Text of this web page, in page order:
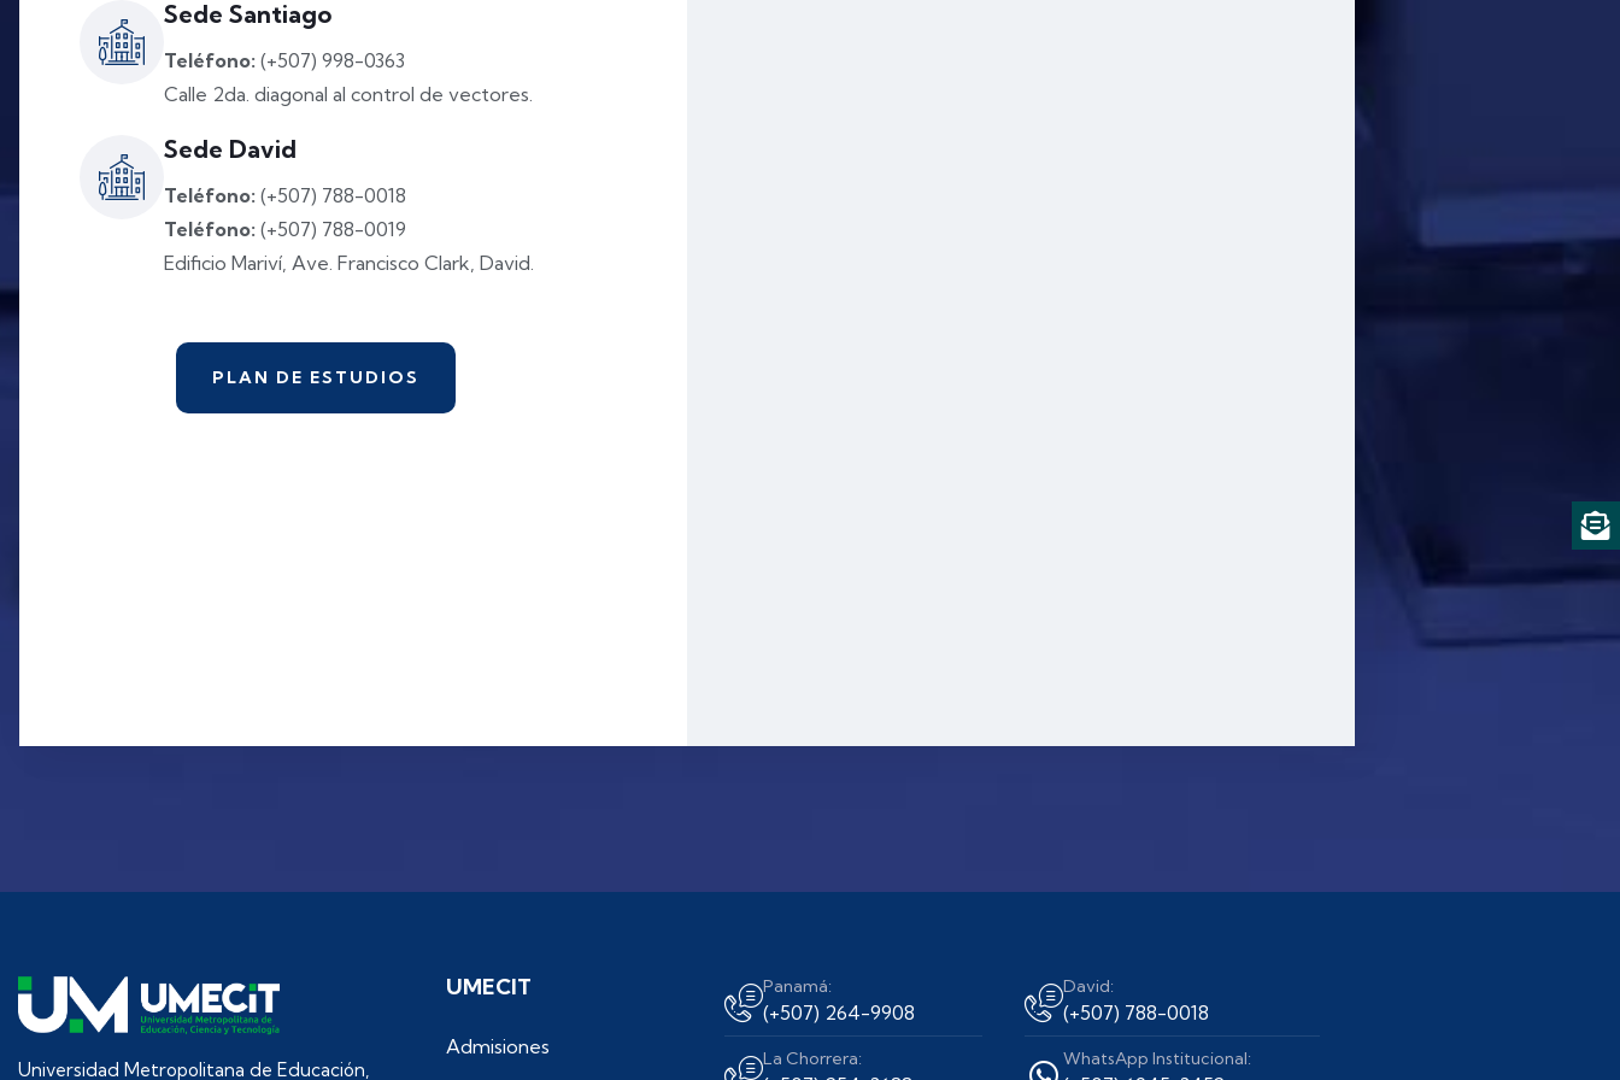
Sede Santiago
Teléfono: (+507) 998-0363
Calle 2da. diagonal al control de vectores.
Sede David
Teléfono: (+507) 788-0018
Teléfono: (+507) 788-0019
Edificio Mariví, Ave. Francisco Clark, David.
PLAN DE ESTUDIOS
Universidad Metropolitana de Educación,
UMECIT
Admisiones
Panamá:
(+507) 264-9908
La Chorrera:
David:
(+507) 788-0018
WhatsApp Institucional: